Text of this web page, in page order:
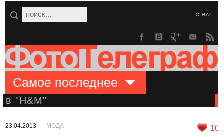
О НАС
Самое последнее
в "H&M"
23.04.2013 МОДА 10